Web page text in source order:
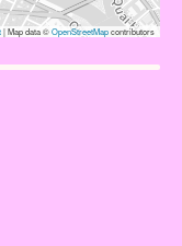
|Map data ©OpenStreetMapcontributors